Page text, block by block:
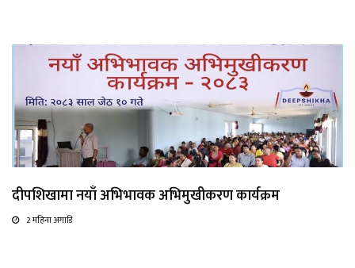
दीपशिखामा नयाँ अभिभावक अभिमुखीकरण कार्यक्रम
2 महिना अगाडि